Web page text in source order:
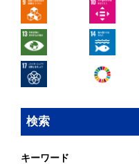
検索
キーワード